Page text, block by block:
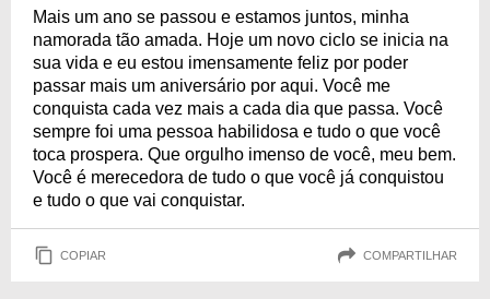
Mais um ano se passou e estamos juntos, minha
namorada tão amada. Hoje um novo ciclo se inicia na
sua vida e eu estou imensamente feliz por poder
passar mais um aniversário por aqui. Você me
conquista cada vez mais a cada dia que passa. Você
sempre foi uma pessoa habilidosa e tudo o que você
toca prospera. Que orgulho imenso de você, meu bem.
Você é merecedora de tudo o que você já conquistou
e tudo o que vai conquistar.
COPIAR COMPARTILHAR